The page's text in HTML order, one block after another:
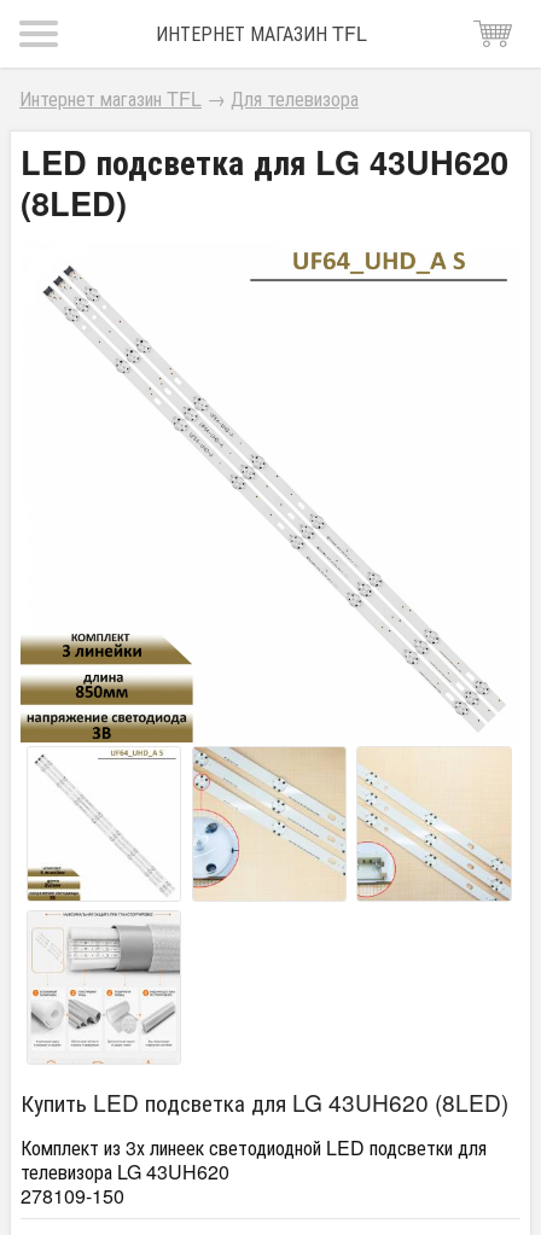
ИНТЕРНЕТ МАГАЗИН TFL
Интернет магазин TFL → Для телевизора
LED подсветка для LG 43UH620
(8LED)
Купить LED подсветка для LG 43UH620 (8LED)
Комплект из 3х линеек светодиодной LED подсветки для
телевизора LG 43UH620
278109-150